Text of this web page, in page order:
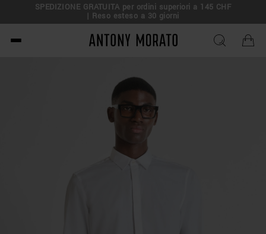
SPEDIZIONE GRATUITA per ordini superiori a 145 CHF
| Reso esteso a 30 giorni
Antony Morato - Official